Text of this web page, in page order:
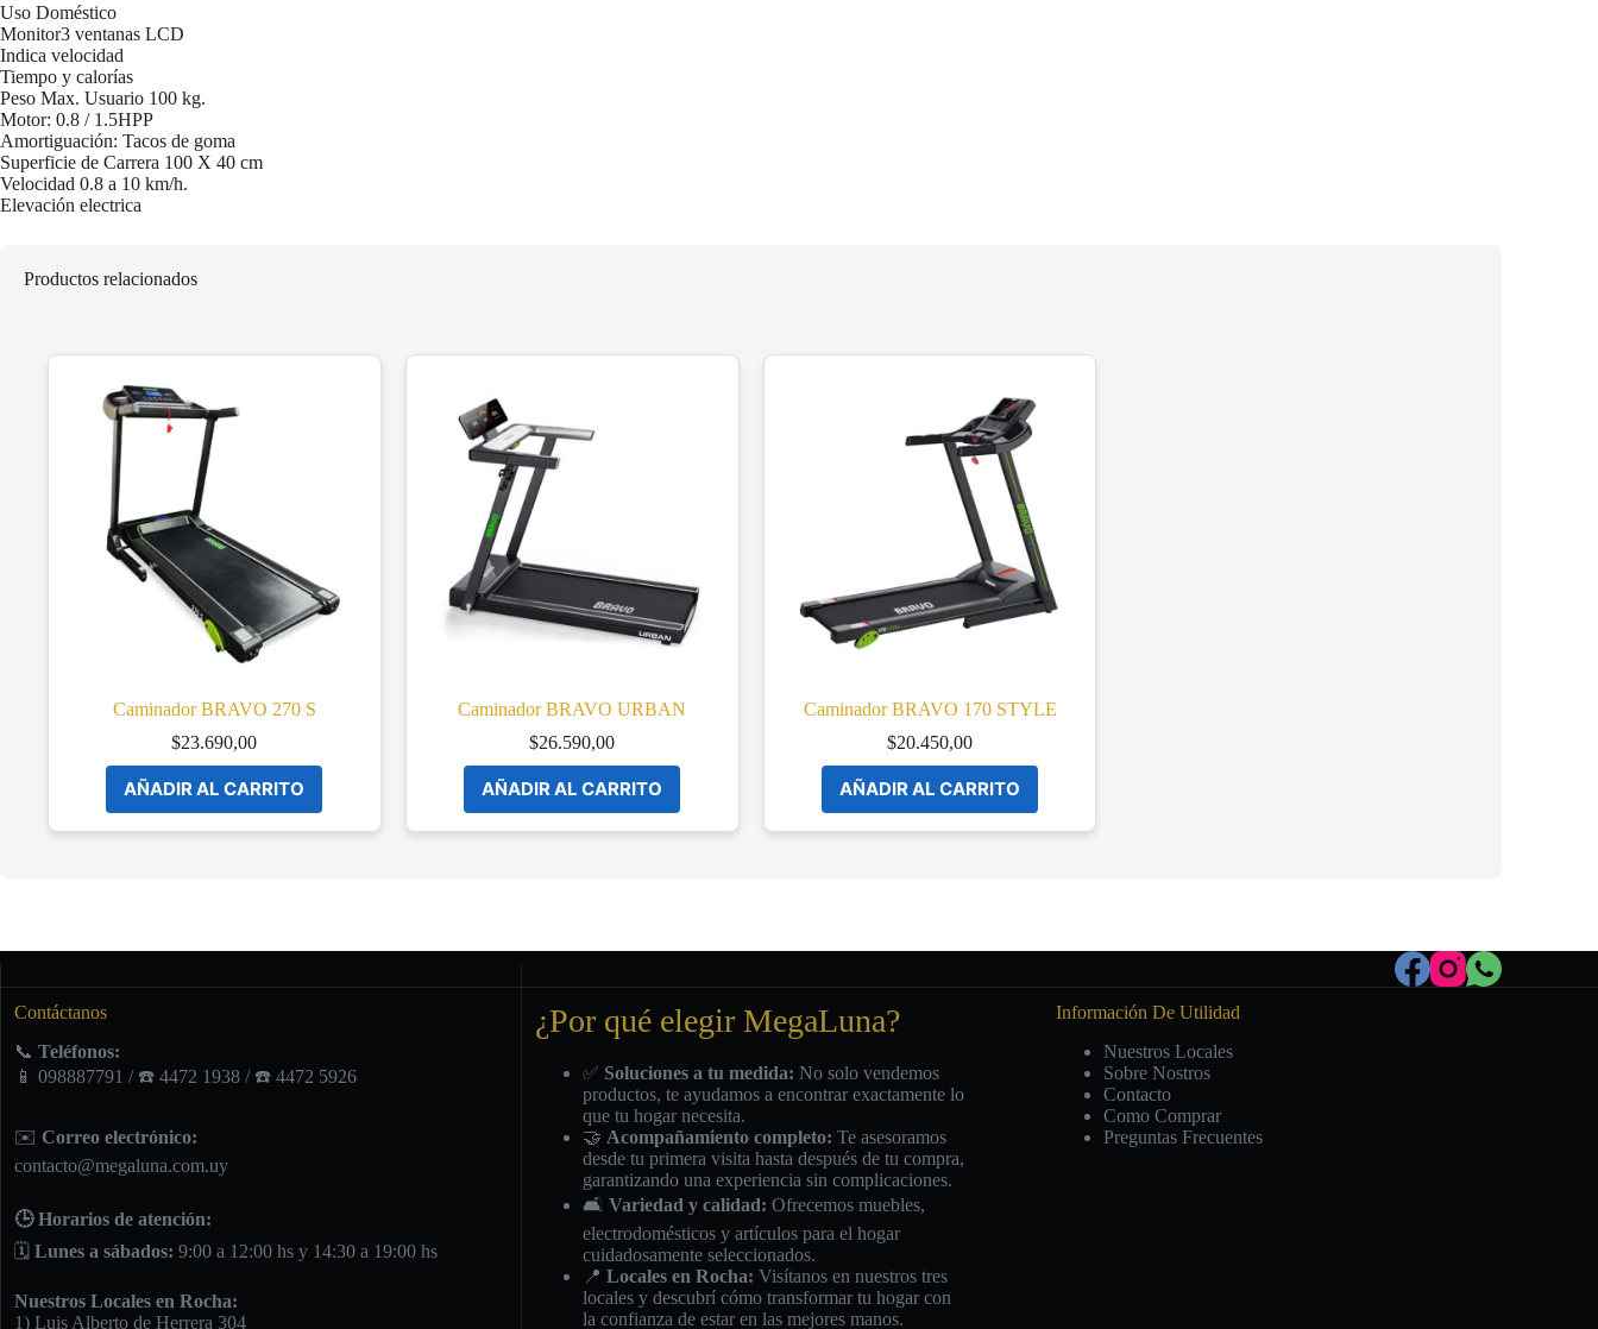
Uso Doméstico
Monitor3 ventanas LCD
Indica velocidad
Tiempo y calorías
Peso Max. Usuario 100 kg.
Motor: 0.8 / 1.5HPP
Amortiguación: Tacos de goma
Superficie de Carrera 100 X 40 cm
Velocidad 0.8 a 10 km/h.
Elevación electrica
Productos relacionados
Caminador BRAVO 270 S
$23.690,00
AÑADIR AL CARRITO
Caminador BRAVO URBAN
$26.590,00
AÑADIR AL CARRITO
Caminador BRAVO 170 STYLE
$20.450,00
AÑADIR AL CARRITO
Contáctanos
📞 Teléfonos:
📱 098887791 / ☎️ 4472 1938 / ☎️ 4472 5926
✉️ Correo electrónico:
contacto@megaluna.com.uy
🕒 Horarios de atención:
🗓️ Lunes a sábados: 9:00 a 12:00 hs y 14:30 a 19:00 hs
Nuestros Locales en Rocha:
1) Luis Alberto de Herrera 304
¿Por qué elegir MegaLuna?
✅ Soluciones a tu medida: No solo vendemos
productos, te ayudamos a encontrar exactamente lo
que tu hogar necesita.
🤝 Acompañamiento completo: Te asesoramos
desde tu primera visita hasta después de tu compra,
garantizando una experiencia sin complicaciones.
🛋️ Variedad y calidad: Ofrecemos muebles,
electrodomésticos y artículos para el hogar
cuidadosamente seleccionados.
📍 Locales en Rocha: Visítanos en nuestros tres
locales y descubrí cómo transformar tu hogar con
la confianza de estar en las mejores manos.
Información De Utilidad
Nuestros Locales
Sobre Nostros
Contacto
Como Comprar
Preguntas Frecuentes